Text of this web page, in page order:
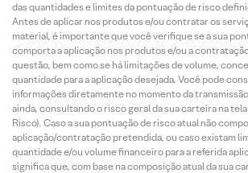
das quantidades e limites da pontuação de risco
Antes de aplicar nos produtos e/ou contratar os
material, é importante que você verifique se a sua
comporta a aplicação nos produtos e/ou a
questão, bem como se há limitações de volume,
quantidade para a aplicação desejada. Você pode
informações diretamente no momento da
ainda, consultando o risco geral da sua carteira na
Risco). Caso a sua pontuação de risco atual não
aplicação/contratação pretendida, ou caso existam
quantidade e/ou volume financeiro para a referida
significa que, com base na composição atual da sua